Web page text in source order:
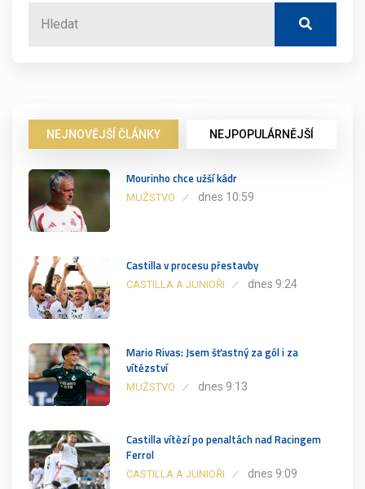
NEJNOVĚJŠÍ ČLÁNKY NEJPOPULÁRNĚJŠÍ
Mourinho chce užší kádr
MUŽSTVO dnes 10:59
Castilla v procesu přestavby
CASTILLA A JUNIOŘI dnes 9:24
Mario Rivas: Jsem šťastný za gól i za
vítězství
MUŽSTVO dnes 9:13
Castilla vítězí po penaltách nad Racingem
Ferrol
CASTILLA A JUNIOŘI dnes 9:09